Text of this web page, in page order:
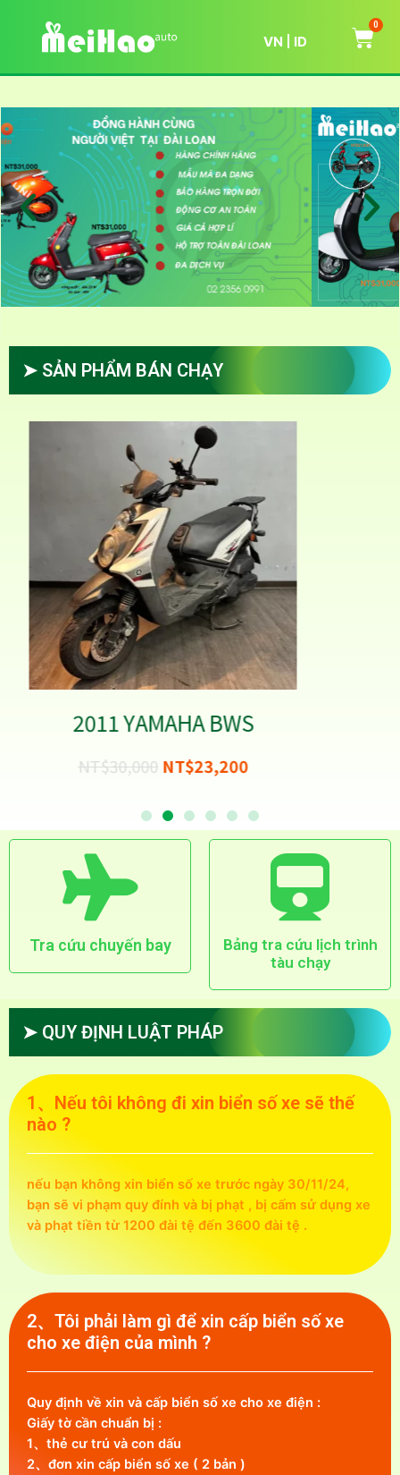
VN ID
0
➤ SẢN PHẨM BÁN CHẠY​
2020 GOGORO VIVA KEYLESS
NT$28,000NT$18,300
Tra cứu chuyến bay
Bảng tra cứu lịch trình
tàu chạy
➤ QUY ĐỊNH LUẬT PHÁP
1、Nếu tôi không đi xin biển số xe sẽ thế
nào ?
nếu bạn không xin biển số xe trước ngày 30/11/24,
bạn sẽ vi phạm quy đính và bị phạt , bị cấm sử dụng xe
và phạt tiền từ 1200 đài tệ đến 3600 đài tệ .
2、Tôi phải làm gì để xin cấp biển số xe
cho xe điện của mình ?
Quy định về xin và cấp biển số xe cho xe điện :
Giấy tờ cần chuẩn bị :
1、thẻ cư trú và con dấu
2、đơn xin cấp biển số xe ( 2 bản )